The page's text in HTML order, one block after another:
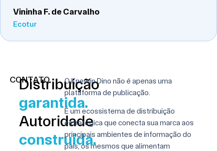
Vininha F. de Carvalho
Ecotur
CONTATO
Distribuição
garantida.
Autoridade
construída.
O Knewin Dino não é apenas uma
plataforma de publicação.
É um ecossistema de distribuição
estratégica que conecta sua marca aos
principais ambientes de informação do
país, os mesmos que alimentam